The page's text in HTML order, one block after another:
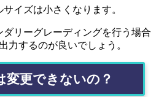
イズは小さくなります。
リーグレーディングを行う場合
力するのが良いでしょう。
変更できないの？